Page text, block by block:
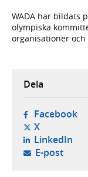
WADA har bildats
olympiska
organisationer
Dela
Facebook-
X- öppnas i
LinkedIn-
E-post-